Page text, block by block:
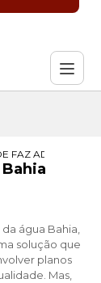
DA
FAZ ADASA
água Bahia,
solução que
planos
Mas,